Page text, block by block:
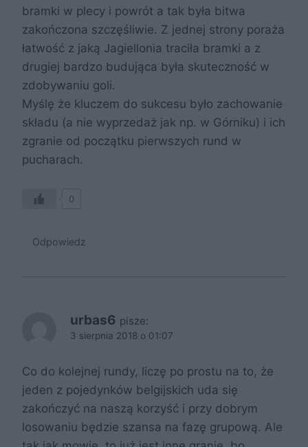
bramki w plecy i powrót a tak była bitwa
zakończona szczęśliwie. Z jednej strony poraża
łatwość z jaką Jagiellonia traciła bramki a z
drugiej bardzo budująca była skuteczność w
zdobywaniu goli.
Myślę że kluczem do sukcesu było zachowanie
składu (a nie wyprzedaż jak np. w Górniku) i ich
zgranie od początku pierwszych rund w
pucharach.
0
Odpowiedz
urbas6 pisze:
3 sierpnia 2018 o 01:07
Co do kolejnej rundy, liczę po prostu na to, że
jeden z pojedynków belgijskich uda się
zakończyć na naszą korzyść i przy dobrym
losowaniu będzie szansa na fazę grupową. Ale